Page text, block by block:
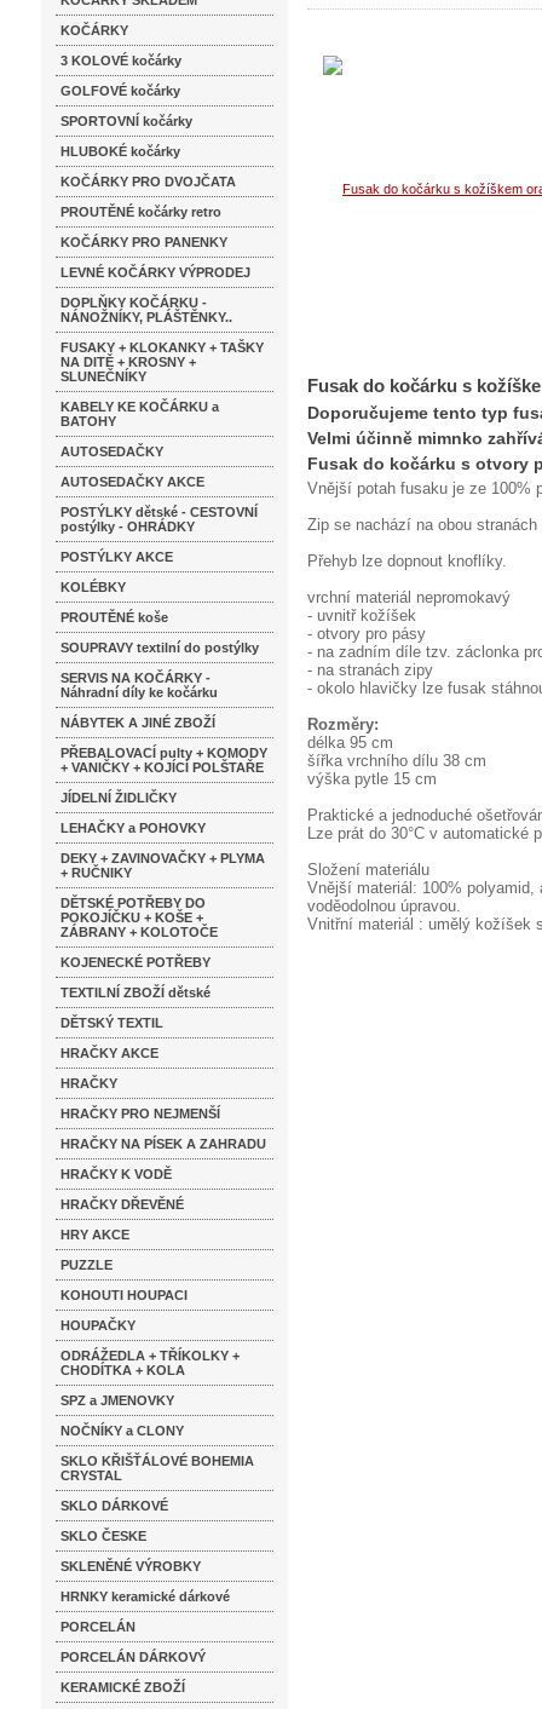
KOČÁRKY
3 KOLOVÉ kočárky
GOLFOVÉ kočárky
SPORTOVNÍ kočárky
HLUBOKÉ kočárky
KOČÁRKY PRO DVOJČATA
PROUTĚNÉ kočárky retro
KOČÁRKY PRO PANENKY
LEVNÉ KOČÁRKY VÝPRODEJ
DOPLŇKY KOČÁRKU -
NÁNOŽNÍKY, PLÁŠTĚNKY..
FUSAKY + KLOKANKY + TAŠKY
NA DITĚ + KROSNY +
SLUNEČNÍKY
KABELY KE KOČÁRKU a
BATOHY
AUTOSEDAČKY
AUTOSEDAČKY AKCE
POSTÝLKY dětské - CESTOVNÍ
postýlky - OHRÁDKY
POSTÝLKY AKCE
KOLÉBKY
PROUTĚNÉ koše
SOUPRAVY textilní do postýlky
SERVIS NA KOČÁRKY -
Náhradní díly ke kočárku
NÁBYTEK A JINÉ ZBOŽÍ
PŘEBALOVACÍ pulty + KOMODY
+ VANIČKY + KOJÍCÍ POLŠTAŘE
JÍDELNÍ ŽIDLIČKY
LEHAČKY a POHOVKY
DEKY + ZAVINOVAČKY + PLYMA
+ RUČNIKY
DĚTSKÉ POTŘEBY DO
POKOJÍČKU + KOŠE +
ZÁBRANY + KOLOTOČE
KOJENECKÉ POTŘEBY
TEXTILNÍ ZBOŽÍ dětské
DĚTSKÝ TEXTIL
HRAČKY AKCE
HRAČKY
HRAČKY PRO NEJMENŠÍ
HRAČKY NA PÍSEK A ZAHRADU
HRAČKY K VODĚ
HRAČKY DŘEVĚNÉ
HRY AKCE
PUZZLE
KOHOUTI HOUPACI
HOUPAČKY
ODRÁŽEDLA + TŘÍKOLKY +
CHODÍTKA + KOLA
SPZ a JMENOVKY
NOČNÍKY a CLONY
SKLO KŘIŠŤÁLOVÉ BOHEMIA
CRYSTAL
SKLO DÁRKOVÉ
SKLO ČESKE
SKLENĚNÉ VÝROBKY
HRNKY keramické dárkové
PORCELÁN
PORCELÁN DÁRKOVÝ
KERAMICKÉ ZBOŽÍ
Fusak do kočárku s
Doporučujeme tento typ
Velmi účinně mimnko
Fusak do kočárku s otvory
Vnější potah fusaku je ze 100%
Zip se nachází na obou
Přehyb lze dopnout knoflíky.
vrchní materiál nepromokavý
- uvnitř kožíšek
- otvory pro pásy
- na zadním díle tzv. záclonka
- na stranách zipy
- okolo hlavičky lze fusak
Rozměry:
délka 95 cm
šířka vrchního dílu 38 cm
výška pytle 15 cm
Praktické a jednoduché
Lze prát do 30°C v automatické
Složení materiálu
Vnější materiál: 100%
voděodolnou úpravou.
Vnitřní materiál : umělý kožíšek